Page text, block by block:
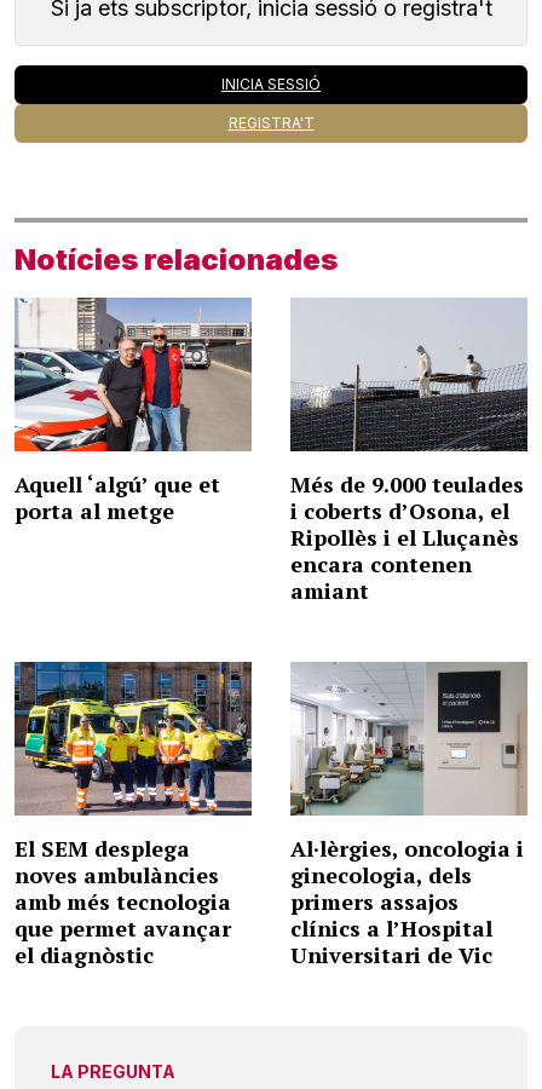
Si ja ets subscriptor, inicia sessió o registra't
INICIA SESSIÓ
REGISTRA'T
Notícies relacionades
Aquell ‘algú’ que et
porta al metge
Més de 9.000 teulades
i coberts d’Osona, el
Ripollès i el Lluçanès
encara contenen
amiant
El SEM desplega
noves ambulàncies
amb més tecnologia
que permet avançar
el diagnòstic
Al·lèrgies, oncologia i
ginecologia, dels
primers assajos
clínics a l’Hospital
Universitari de Vic
LA PREGUNTA